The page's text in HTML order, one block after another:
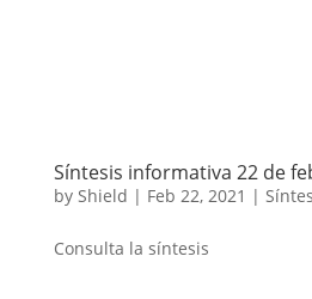
Síntesis informativa 22 de
by Shield | Feb 22, 2021 |
Consulta la síntesis